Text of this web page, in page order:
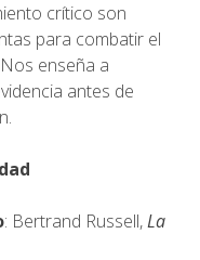
crítico son
para combatir el
enseña a
antes de
: Bertrand Russell,La